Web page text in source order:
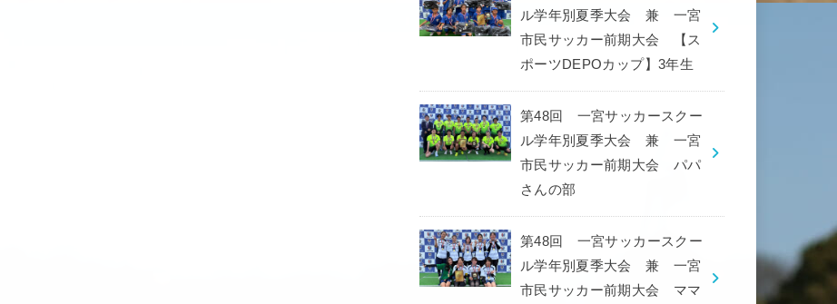
ル学年別夏季大会 兼 一宮
市民サッカー前期大会 【ス
ポーツDEPOカップ】3年生
第48回 一宮サッカースクー
ル学年別夏季大会 兼 一宮
市民サッカー前期大会 パパ
さんの部
第48回 一宮サッカースクー
ル学年別夏季大会 兼 一宮
市民サッカー前期大会 ママ